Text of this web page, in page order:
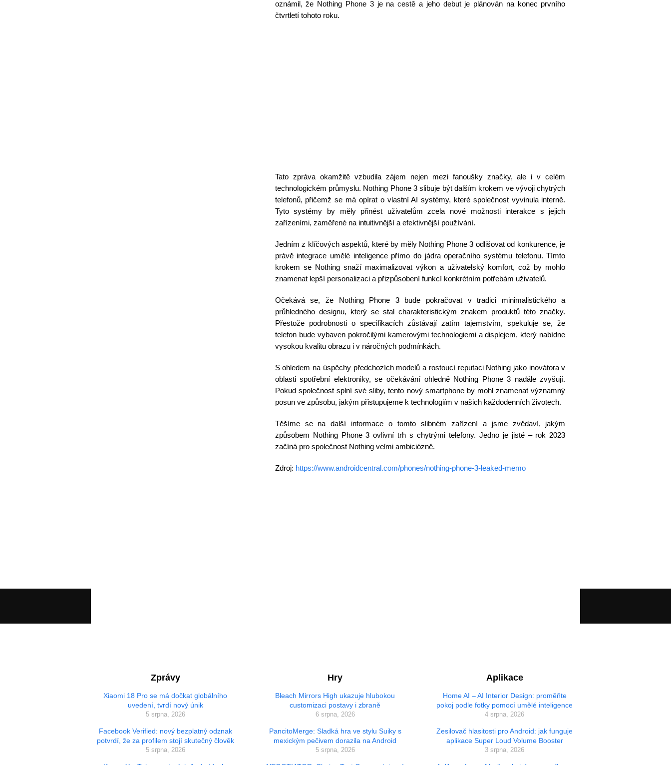
oznámil, že Nothing Phone 3 je na cestě a jeho debut je plánován na konec prvního
čtvrtletí tohoto roku.
Tato zpráva okamžitě vzbudila zájem nejen mezi fanoušky značky, ale i v celém
technologickém průmyslu. Nothing Phone 3 slibuje být dalším krokem ve vývoji chytrých
telefonů, přičemž se má opírat o vlastní AI systémy, které společnost vyvinula interně.
Tyto systémy by měly přinést uživatelům zcela nové možnosti interakce s jejich
zařízeními, zaměřené na intuitivnější a efektivnější používání.
Jedním z klíčových aspektů, které by měly Nothing Phone 3 odlišovat od konkurence, je
právě integrace umělé inteligence přímo do jádra operačního systému telefonu. Tímto
krokem se Nothing snaží maximalizovat výkon a uživatelský komfort, což by mohlo
znamenat lepší personalizaci a přizpůsobení funkcí konkrétním potřebám uživatelů.
Očekává se, že Nothing Phone 3 bude pokračovat v tradici minimalistického a
průhledného designu, který se stal charakteristickým znakem produktů této značky.
Přestože podrobnosti o specifikacích zůstávají zatím tajemstvím, spekuluje se, že
telefon bude vybaven pokročilými kamerovými technologiemi a displejem, který nabídne
vysokou kvalitu obrazu i v náročných podmínkách.
S ohledem na úspěchy předchozích modelů a rostoucí reputaci Nothing jako inovátora v
oblasti spotřební elektroniky, se očekávání ohledně Nothing Phone 3 nadále zvyšují.
Pokud společnost splní své sliby, tento nový smartphone by mohl znamenat významný
posun ve způsobu, jakým přistupujeme k technologiím v našich každodenních životech.
Těšíme se na další informace o tomto slibném zařízení a jsme zvědaví, jakým
způsobem Nothing Phone 3 ovlivní trh s chytrými telefony. Jedno je jisté – rok 2023
začíná pro společnost Nothing velmi ambiciózně.
Zdroj: https://www.androidcentral.com/phones/nothing-phone-3-leaked-memo
Zprávy
Xiaomi 18 Pro se má dočkat globálního
uvedení, tvrdí nový únik
5 srpna, 2026
Facebook Verified: nový bezplatný odznak
potvrdí, že za profilem stojí skutečný člověk
5 srpna, 2026
Hry
Bleach Mirrors High ukazuje hlubokou
customizaci postavy i zbraně
6 srpna, 2026
PancitoMerge: Sladká hra ve stylu Suiky s
mexickým pečivem dorazila na Android
5 srpna, 2026
Aplikace
Home AI – AI Interior Design: proměňte
pokoj podle fotky pomocí umělé inteligence
4 srpna, 2026
Zesilovač hlasitosti pro Android: jak funguje
aplikace Super Loud Volume Booster
3 srpna, 2026